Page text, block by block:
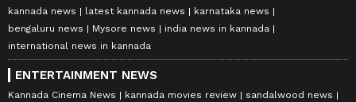
kannada news latest kannada news
karnataka news
bengaluru news
Mysore news
india news in kannada
international news in kannada
ENTERTAINMENT NEWS
Kannada Cinema News kannada movies review
sandalwood news